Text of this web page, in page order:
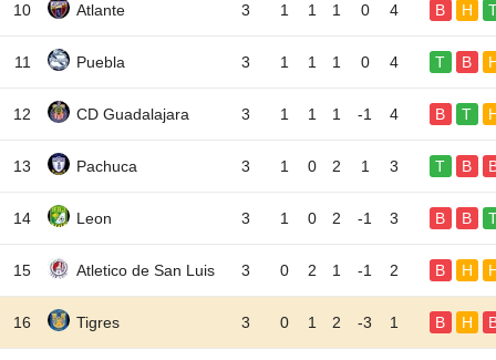
10 Atlante 3 1 1 1 0 4 B H
11 Puebla 3 1 1 1 0 4 T B
12 CD Guadalajara 3 1 1 1 -1 4 B T
13 Pachuca 3 1 0 2 1 3 T B
14 Leon 3 1 0 2 -1 3 B B
15 Atletico de San Luis 3 0 2 1 -1 2 B H
16 Tigres 3 0 1 2 -3 1 B H